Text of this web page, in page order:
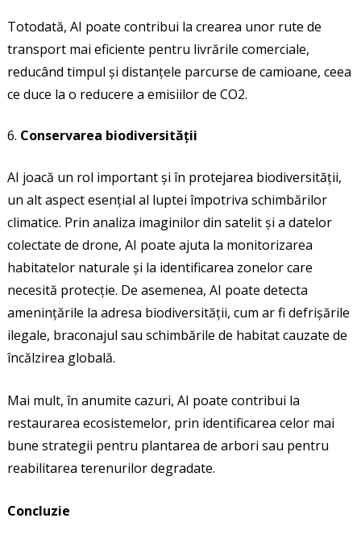
Totodată, AI poate contribui la crearea unor rute de
transport mai eficiente pentru livrările comerciale,
reducând timpul și distanțele parcurse de camioane, ceea
ce duce la o reducere a emisiilor de CO2.
Conservarea biodiversității
AI joacă un rol important și în protejarea biodiversității,
un alt aspect esențial al luptei împotriva schimbărilor
climatice. Prin analiza imaginilor din satelit și a datelor
colectate de drone, AI poate ajuta la monitorizarea
habitatelor naturale și la identificarea zonelor care
necesită protecție. De asemenea, AI poate detecta
amenințările la adresa biodiversității, cum ar fi defrișările
ilegale, braconajul sau schimbările de habitat cauzate de
încălzirea globală.
Mai mult, în anumite cazuri, AI poate contribui la
restaurarea ecosistemelor, prin identificarea celor mai
bune strategii pentru plantarea de arbori sau pentru
reabilitarea terenurilor degradate.
Concluzie